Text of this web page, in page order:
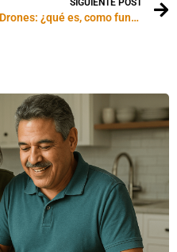
SIGUIENTE POST
Drones: ¿qué es, como funciona y para qué sirven?